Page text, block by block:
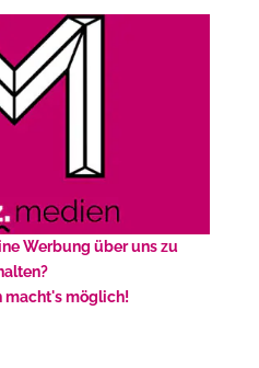
Werbung über uns zu
macht's möglich!